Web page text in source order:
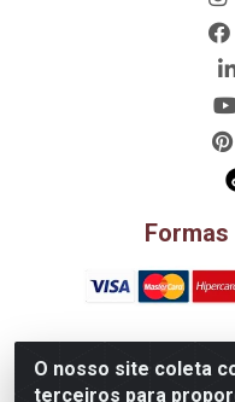
O nosso site coleta
terceiros para
D&A Decoração e